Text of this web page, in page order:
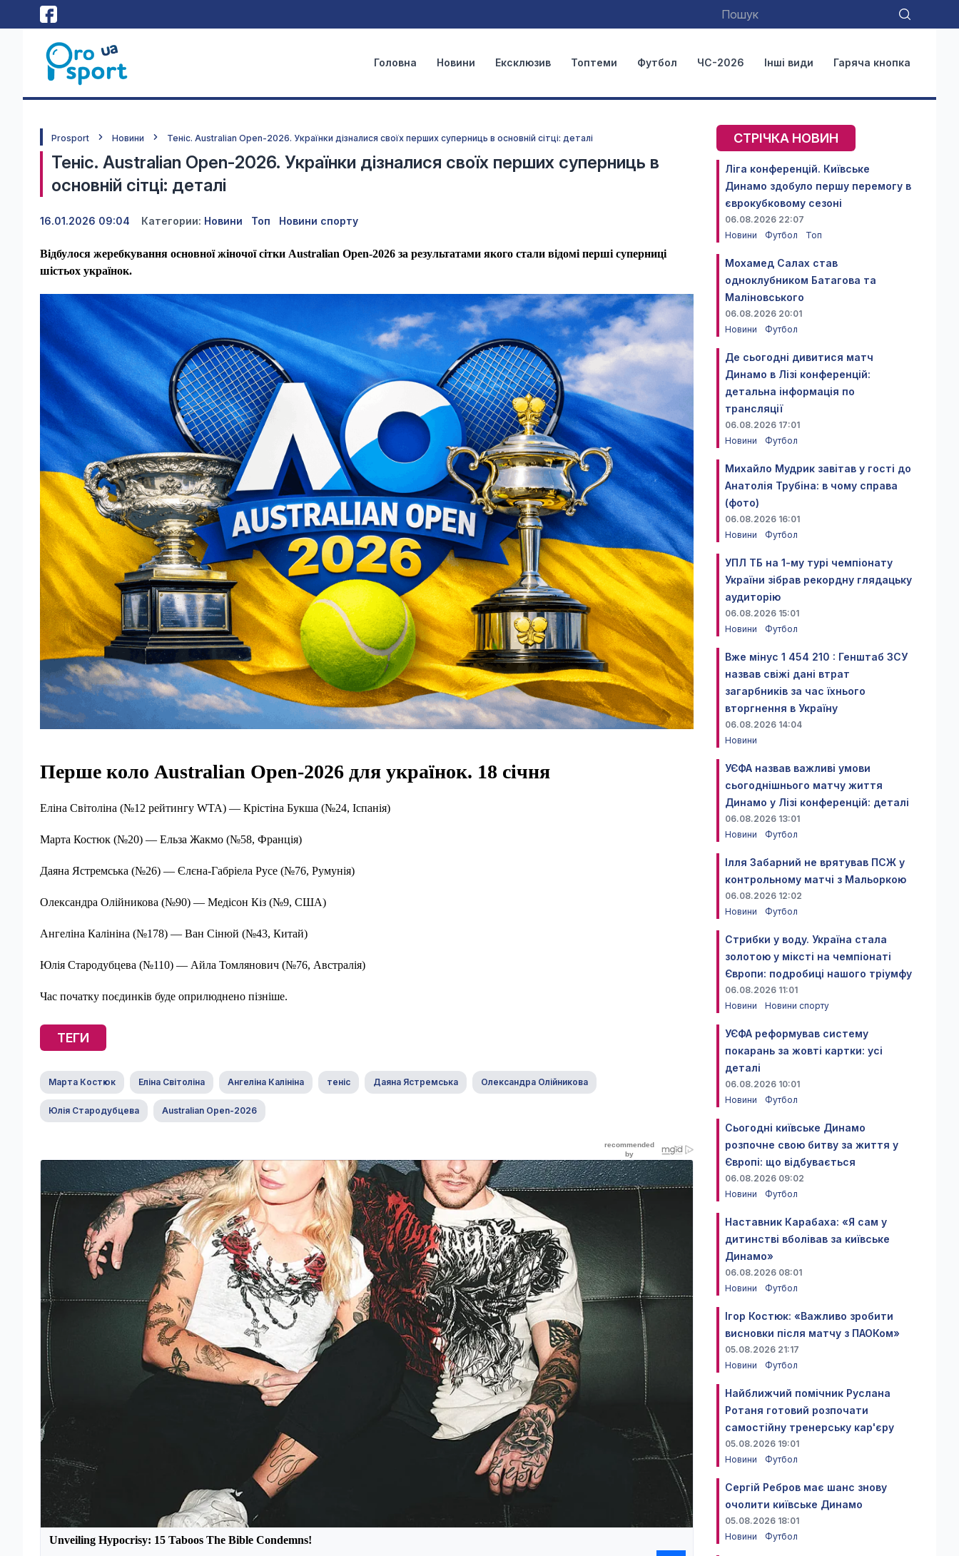
Головна Новини Ексклюзив Топтеми Футбол ЧС-2026 Інші види Гаряча кнопка
Prosport Новини Теніс. Australian Open-2026. Українки дізналися своїх перших суперниць в основній сітці: деталі
Теніс. Australian Open-2026. Українки дізналися своїх перших суперниць в
основній сітці: деталі
16.01.2026 09:04 Категории: Новини Топ Новини спорту
Відбулося жеребкування основної жіночої сітки Australian Open-2026 за результатами якого стали відомі перші суперниці
шістьох українок.
Перше коло Australian Open-2026 для українок. 18 січня
Еліна Світоліна (№12 рейтингу WTA) — Крістіна Букша (№24, Іспанія)
Марта Костюк (№20) — Ельза Жакмо (№58, Франція)
Даяна Ястремська (№26) — Єлєна-Габріела Русе (№76, Румунія)
Олександра Олійникова (№90) — Медісон Кіз (№9, США)
Ангеліна Калініна (№178) — Ван Сінюй (№43, Китай)
Юлія Стародубцева (№110) — Айла Томлянович (№76, Австралія)
Час початку поєдинків буде оприлюднено пізніше.
ТЕГИ
Марта Костюк Еліна Світоліна Ангеліна Калініна теніс Даяна Ястремська Олександра Олійникова
Юлія Стародубцева Australian Open-2026
СТРІЧКА НОВИН
Ліга конференцій. Київське
Динамо здобуло першу перемогу в
єврокубковому сезоні
06.08.2026 22:07
Новини
Футбол Топ
Мохамед Салах став
одноклубником Батагова та
Маліновського
06.08.2026 20:01
Новини
Футбол
Де сьогодні дивитися матч
Динамо в Лізі конференцій:
детальна інформація по
трансляції
06.08.2026 17:01
Новини
Футбол
Михайло Мудрик завітав у гості до
Анатолія Трубіна: в чому справа
(фото)
06.08.2026 16:01
Новини
Футбол
УПЛ ТБ на 1-му турі чемпіонату
України зібрав рекордну глядацьку
аудиторію
06.08.2026 15:01
Новини
Футбол
Вже мінус 1 454 210 : Генштаб ЗСУ
назвав свіжі дані втрат
загарбників за час їхнього
вторгнення в Україну
06.08.2026 14:04
Новини
УЄФА назвав важливі умови
сьогоднішнього матчу життя
Динамо у Лізі конференцій: деталі
06.08.2026 13:01
Новини
Футбол
Ілля Забарний не врятував ПСЖ у
контрольному матчі з Мальоркою
06.08.2026 12:02
Новини
Футбол
Стрибки у воду. Україна стала
золотою у міксті на чемпіонаті
Європи: подробиці нашого тріумфу
06.08.2026 11:01
Новини
Новини спорту
УЄФА реформував систему
покарань за жовті картки: усі
деталі
06.08.2026 10:01
Новини
Футбол
Сьогодні київське Динамо
розпочне свою битву за життя у
Європі: що відбувається
06.08.2026 09:02
Новини
Футбол
Наставник Карабаха: «Я сам у
дитинстві вболівав за київське
Динамо»
06.08.2026 08:01
Новини
Футбол
Ігор Костюк: «Важливо зробити
висновки після матчу з ПАОКом»
05.08.2026 21:17
Новини
Футбол
Найближчий помічник Руслана
Ротаня готовий розпочати
самостійну тренерську кар'єру
05.08.2026 19:01
Новини
Футбол
Сергій Ребров має шанс знову
очолити київське Динамо
05.08.2026 18:01
Новини
Футбол